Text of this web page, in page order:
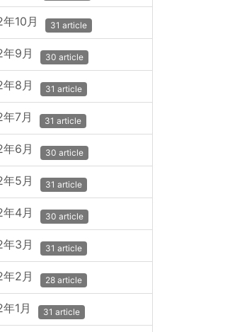
10月 31 article
9月 30 article
8月 31 article
7月 31 article
6月 30 article
5月 31 article
4月 30 article
3月 31 article
2月 28 article
1月 31 article